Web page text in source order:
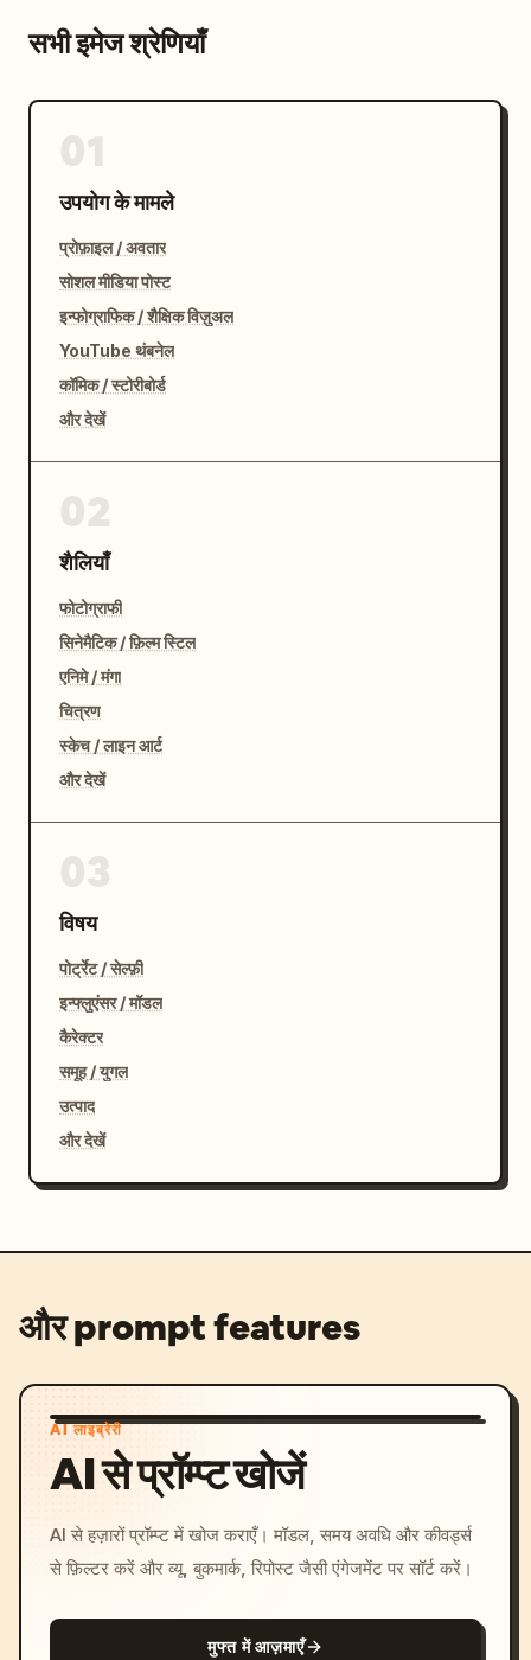
सभी इमेज श्रेणियाँ
उपयोग के मामले
प्रोफ़ाइल / अवतार
सोशल मीडिया पोस्ट
इन्फोग्राफिक / शैक्षिक विज़ुअल
YouTube थंबनेल
कॉमिक / स्टोरीबोर्ड
और देखें
शैलियाँ
फोटोग्राफी
सिनेमैटिक / फ़िल्म स्टिल
एनिमे / मंगा
चित्रण
स्केच / लाइन आर्ट
और देखें
विषय
पोर्ट्रेट / सेल्फ़ी
इन्फ्लुएंसर / मॉडल
कैरेक्टर
समूह / युगल
उत्पाद
और देखें
और prompt features
AI लाइब्रेरी
AI से प्रॉम्प्ट खोजें
AI से हज़ारों प्रॉम्प्ट में खोज कराएँ। मॉडल, समय अवधि और कीवर्ड्स
से फ़िल्टर करें और व्यू, बुकमार्क, रिपोस्ट जैसी एंगेजमेंट पर सॉर्ट करें।
मुफ्त में आज़माएँ